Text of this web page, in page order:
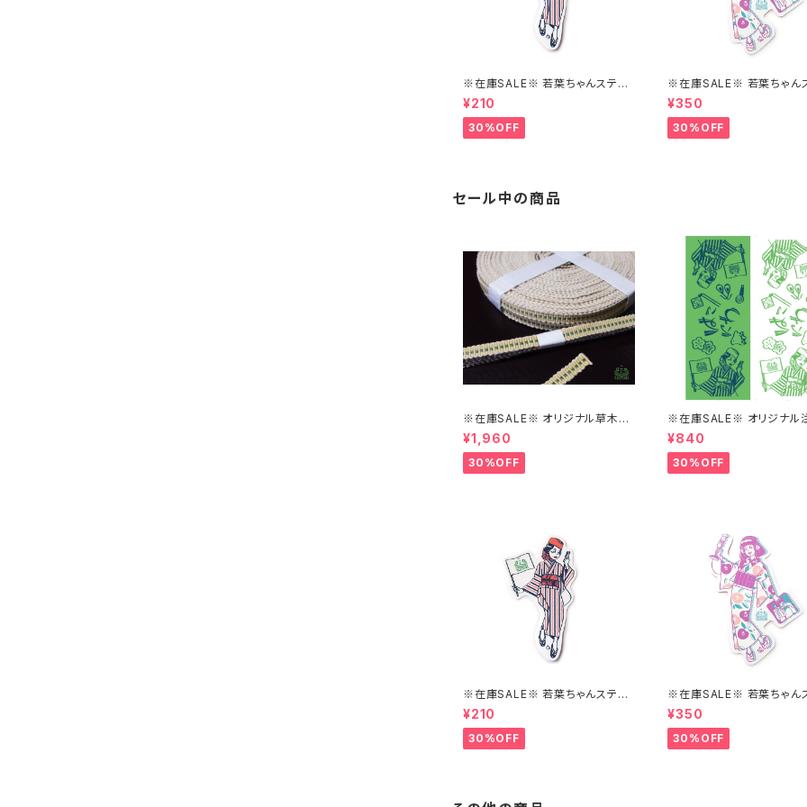
※在庫SALE※ 若葉ちゃんステッ
カーver1【はこにわ】
¥210
30%OFF
※在庫SALE※ 若葉ちゃん
カーver.2【はこにわ】
¥350
30%OFF
セール中の商品
※在庫SALE※ オリジナル草木染
め真田紐の三分紐【はこにわ】
¥1,960
30%OFF
※在庫SALE※ オリジナル
ぬぐい（みどり/しろ）【はこ
¥840
30%OFF
※在庫SALE※ 若葉ちゃんステッ
カーver1【はこにわ】
¥210
30%OFF
※在庫SALE※ 若葉ちゃん
カーver.2【はこにわ】
¥350
30%OFF